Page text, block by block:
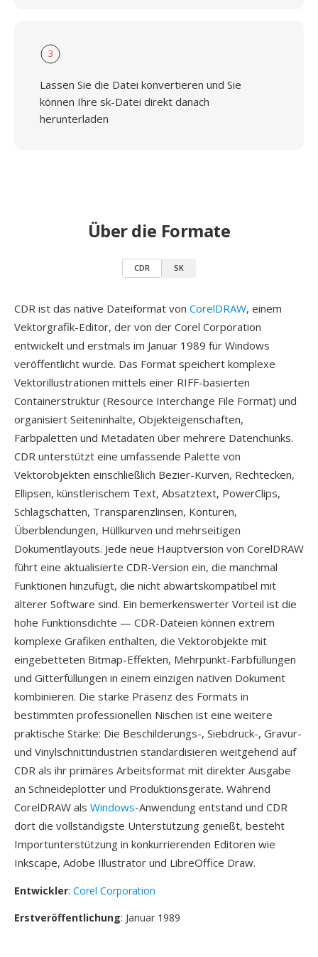
3
Lassen Sie die Datei konvertieren und Sie
können Ihre sk-Datei direkt danach
herunterladen
Über die Formate
CDR SK
CDR ist das native Dateiformat von CorelDRAW, einem
Vektorgrafik-Editor, der von der Corel Corporation
entwickelt und erstmals im Januar 1989 für Windows
veröffentlicht wurde. Das Format speichert komplexe
Vektorillustrationen mittels einer RIFF-basierten
Containerstruktur (Resource Interchange File Format) und
organisiert Seiteninhalte, Objekteigenschaften,
Farbpaletten und Metadaten über mehrere Datenchunks.
CDR unterstützt eine umfassende Palette von
Vektorobjekten einschließlich Bezier-Kurven, Rechtecken,
Ellipsen, künstlerischem Text, Absatztext, PowerClips,
Schlagschatten, Transparenzlinsen, Konturen,
Überblendungen, Hüllkurven und mehrseitigen
Dokumentlayouts. Jede neue Hauptversion von CorelDRAW
führt eine aktualisierte CDR-Version ein, die manchmal
Funktionen hinzufügt, die nicht abwärtskompatibel mit
älterer Software sind. Ein bemerkenswerter Vorteil ist die
hohe Funktionsdichte — CDR-Dateien können extrem
komplexe Grafiken enthalten, die Vektorobjekte mit
eingebetteten Bitmap-Effekten, Mehrpunkt-Farbfüllungen
und Gitterfüllungen in einem einzigen nativen Dokument
kombinieren. Die starke Präsenz des Formats in
bestimmten professionellen Nischen ist eine weitere
praktische Stärke: Die Beschilderungs-, Siebdruck-, Gravur-
und Vinylschnittindustrien standardisieren weitgehend auf
CDR als ihr primäres Arbeitsformat mit direkter Ausgabe
an Schneideplotter und Produktionsgeräte. Während
CorelDRAW als Windows-Anwendung entstand und CDR
dort die vollständigste Unterstützung genießt, besteht
Importunterstützung in konkurrierenden Editoren wie
Inkscape, Adobe Illustrator und LibreOffice Draw.
Entwickler: Corel Corporation
Erstveröffentlichung: Januar 1989